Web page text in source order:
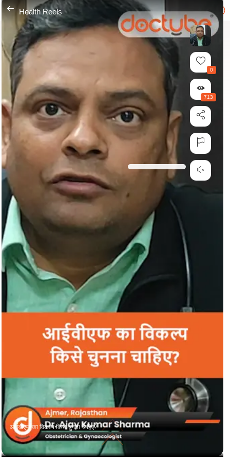
---
Health Reels
आईवीएफ का विकल्प किसे चुनना चाहिए?
0
713